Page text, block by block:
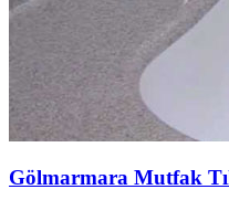
Gölmarmara Mutfak